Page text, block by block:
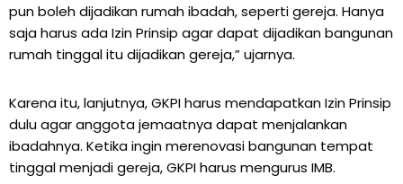
pun boleh dijadikan rumah ibadah, seperti gereja. Hanya
saja harus ada Izin Prinsip agar dapat dijadikan bangunan
rumah tinggal itu dijadikan gereja,” ujarnya.
Karena itu, lanjutnya, GKPI harus mendapatkan Izin Prinsip
dulu agar anggota jemaatnya dapat menjalankan
ibadahnya. Ketika ingin merenovasi bangunan tempat
tinggal menjadi gereja, GKPI harus mengurus IMB.